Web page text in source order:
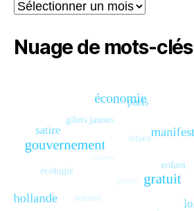
Archives
Nuage de mots-clés